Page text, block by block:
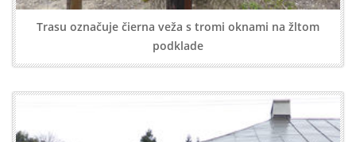
Trasu označuje čierna veža s tromi oknami na žltom
podklade